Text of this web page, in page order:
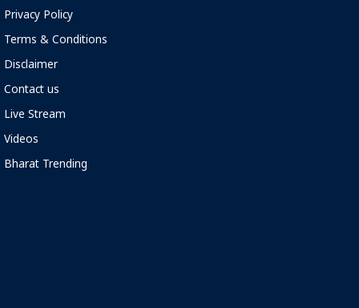
Privacy Policy
Terms & Conditions
Disclaimer
Contact us
Live Stream
Videos
Bharat Trending